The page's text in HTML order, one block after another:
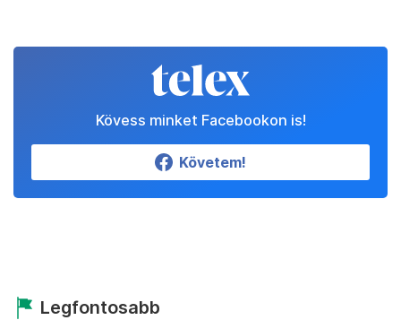
Kövess minket Facebookon is!
Követem!
Legfontosabb